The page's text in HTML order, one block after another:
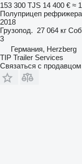
153 300 TJS 14 400 € ≈
Полуприцеп
2018
Грузопод. 27 064 кг
3
Германия, Herzberg
TIP Trailer Services
Связаться с продавцом